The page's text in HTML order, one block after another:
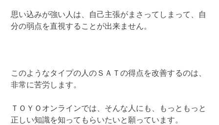
思い込みが強い人は、自己主張がまさってしまって、自
分の弱点を直視することが出来ません。
このようなタイプの人のＳＡＴの得点を改善するのは、
非常に苦労します。
ＴＯＹＯオンラインでは、そんな人にも、もっともっと
正しい知識を知ってもらいたいと願っています。